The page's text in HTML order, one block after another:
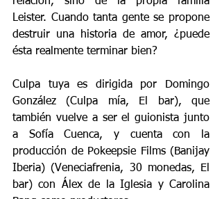
Leister. Cuando tanta gente se propone
destruir una historia de amor, ¿puede
ésta realmente terminar bien?
Culpa tuya es dirigida por Domingo
González (Culpa mía, El bar), que
también vuelve a ser el guionista junto
a Sofía Cuenca, y cuenta con la
producción de Pokeepsie Films (Banijay
Iberia) (Veneciafrenia, 30 monedas, El
bar) con Álex de la Iglesia y Carolina